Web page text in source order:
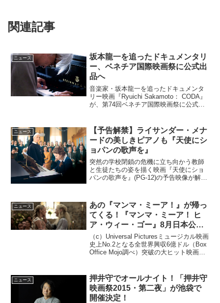
関連記事
ニュース
坂本龍一を追ったドキュメンタリ
ー、ベネチア国際映画祭に公式出
品へ
音楽家・坂本龍一を追ったドキュメンタ
リー映画『Ryuichi Sakamoto： CODA』
が、第74回ベネチア国際映画祭に公式出
ー作品(C)2017 SKMTDOC...
ニュース
【予告解禁】ライサンダー・メナ
ードの美しきピアノも『天使にシ
ョパンの歌声を』
突然の学校閉鎖の危機に立ち向かう教師
と生徒たちの姿を描く映画『天使にショ
パンの歌声を』(PG-12)の予告映像が解禁
な寄宿学校。そこは音楽教育に力を入
れ、コンクール優勝...
ニュース
あの『マンマ・ミーア！』が帰っ
てくる！『マンマ・ミーア！ ヒ
ア・ウィー・ゴー』8月日本公開
決定！
（c）Universal Pictures​ミュージカル映画
史上No.2となる全世界興収6億ドル（Box
Office Mojo調べ）突破の大ヒット映画
2018年8月24...
ニュース
押井守でオールナイト！「押井守
映画祭2015・第二夜」が池袋で
開催決定！